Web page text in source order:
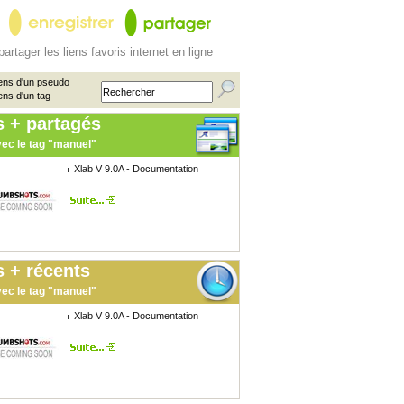
les liens favoris internet en ligne
d'un pseudo
d'un tag
+ partagés
le tag "manuel"
Xlab V 9.0A - Documentation
+ récents
le tag "manuel"
Xlab V 9.0A - Documentation